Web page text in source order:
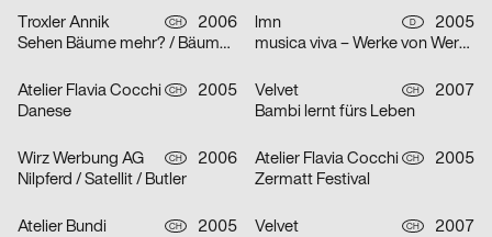
Troxler Annik CH
2006
Sehen Bäume mehr? / Bäume sehen Meer… / Meer Bäume Seen!
lmn D
2005
musica viva – Werke von Werner Heider, Martin Smolka und Peter Eötvös
Atelier Flavia Cocchi CH
2005
Danese
Velvet CH
2007
Bambi lernt fürs Leben
Wirz Werbung AG CH
2006
Nilpferd / Satellit / Butler
Atelier Flavia Cocchi CH
2005
Zermatt Festival
Atelier Bundi CH
2005
Velvet CH
2007